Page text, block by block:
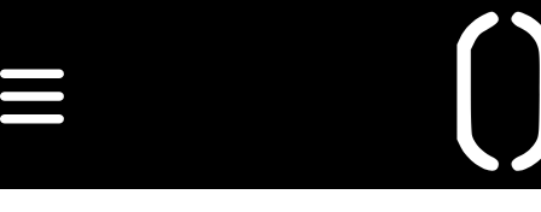
ORDRE DES
ARCHITECTES